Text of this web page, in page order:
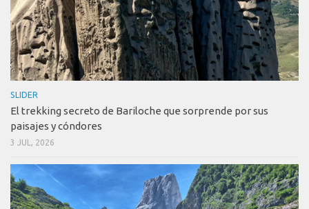
SLIDER
El trekking secreto de Bariloche que sorprende por sus
paisajes y cóndores
3 JUL, 2026